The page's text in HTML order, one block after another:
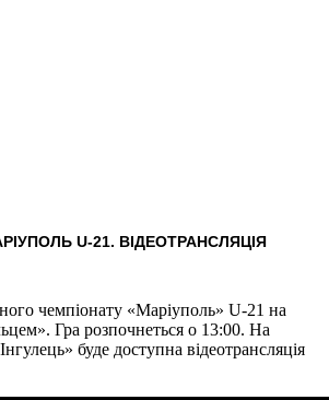
U-21. ВІДЕОТРАНСЛЯЦІЯ
чемпіонату «Маріуполь» U-21 на
Гра розпочнеться о 13:00. На
буде доступна відеотрансляція